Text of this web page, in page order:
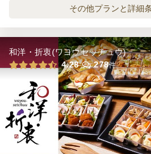
18,000円
スタンダー
オードブル
スタンダー
オードブル
スペシャル
オードブル
その他プランと詳細
和洋・折衷(ワヨウセッチュウ)
4.28
278件